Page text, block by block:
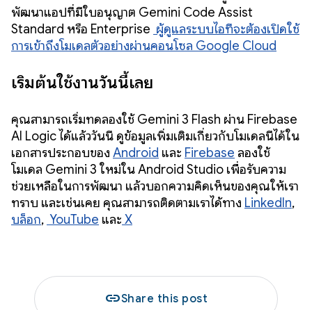
พัฒนาแอปที่มีใบอนุญาต Gemini Code Assist
Standard หรือ Enterprise ผู้ดูแลระบบไอทีจะต้องเปิดใช้
การเข้าถึงโมเดลตัวอย่างผ่านคอนโซล Google Cloud
เริ่มต้นใช้งานวันนี้เลย
คุณสามารถเริ่มทดลองใช้ Gemini 3 Flash ผ่าน Firebase
AI Logic ได้แล้ววันนี้ ดูข้อมูลเพิ่มเติมเกี่ยวกับโมเดลนี้ได้ใน
เอกสารประกอบของ Android และ Firebase ลองใช้
โมเดล Gemini 3 ใหม่ใน Android Studio เพื่อรับความ
ช่วยเหลือในการพัฒนา แล้วบอกความคิดเห็นของคุณให้เรา
ทราบ และเช่นเคย คุณสามารถติดตามเราได้ทาง LinkedIn,
บล็อก, YouTube และ X
linkShare this post